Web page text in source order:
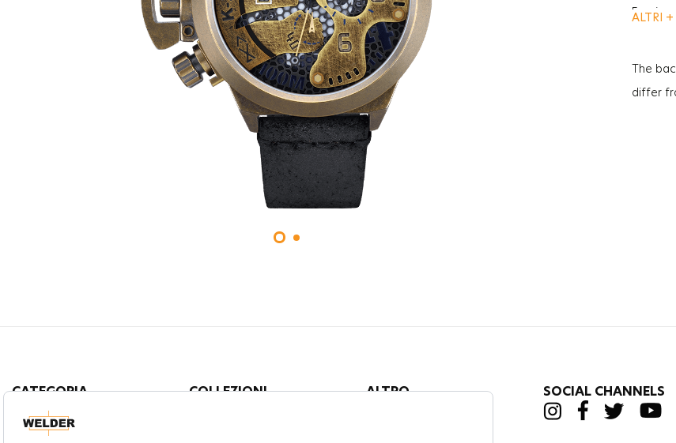
Funzione
ALTRI +
The
differ
CATEGORIA
Orologi Uomo
Orologi Donna
COLLEZIONI ALTRO SOCIAL CHANNELS